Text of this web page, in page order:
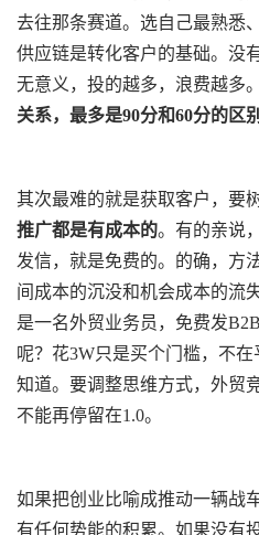
去往那条赛道。选自己最熟悉
供应链是转化客户的基础。没
无意义，投的越多，浪费越多。
关系，最多是90分和60分的区
其次最难的就是获取客户，要
推广都是有成本的。有的亲说
发信，就是免费的。的确，方
间成本的沉没和机会成本的流
是一名外贸业务员，免费发
呢？花3W只是买个门槛，不
知道。要调整思维方式，外贸
不能再停留在1.0。
如果把创业比喻成推动一辆战
有任何势能的积累。如果没有